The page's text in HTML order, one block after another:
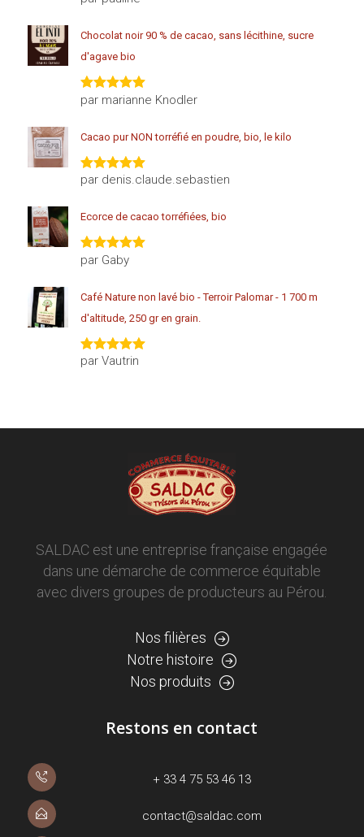
5
Chocolat noir 90 % de cacao, sans lécithine, sucre
d'agave bio
Note5sur
par marianne Knodler
Cacao pur NON torréfié en poudre, bio, le kilo
Note 5sur
par denis.claude.sebastien
Ecorce de cacao torréfiées, bio
Note5sur
par Gaby
Café Nature non lavé bio - Terroir Palomar - 1 700 m
d'altitude, 250 gr en grain.
Note5sur
par Vautrin
SALDAC est une entreprise française engagée
dans une démarche de commerce équitable
avec divers groupes de producteurs au Pérou.
Nos filières
Notre histoire
Nos produits
Restons en contact
+ 33 4 75 53 46 13
contact@saldac.com